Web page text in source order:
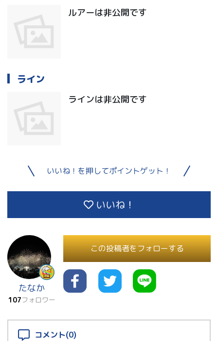
ルアーは非公開です
ライン
ラインは非公開です
いいね！を押してポイントゲット！
いいね！
たなか
107フォロワー
この投稿者をフォローする
コメント(0)